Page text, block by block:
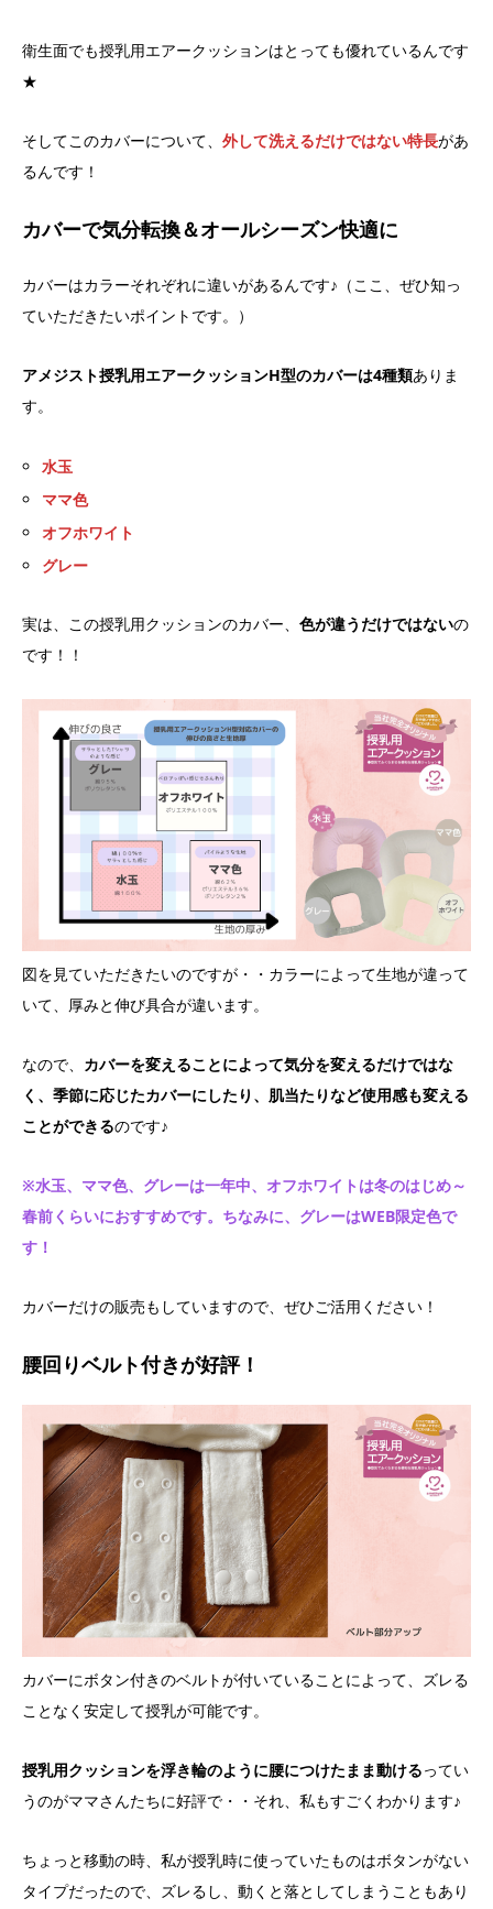
衛生面でも授乳用エアークッションはとっても優れているんです
★
そしてこのカバーについて、 外して洗えるだけではない特長があ
るんです！
カバーで気分転換＆オールシーズン快適に
カバーはカラーそれぞれに違いがあるんです♪（ここ、ぜひ知っ
ていただきたいポイントです。）
アメジスト授乳用エアークッションH型のカバーは4種類ありま
す。
水玉
ママ色
オフホワイト
グレー
実は、この授乳用クッションのカバー、 色が違うだけではないの
です！！
図を見ていただきたいのですが・・カラーによって生地が違って
いて、厚みと伸び具合が違います。
なので、 カバーを変えることによって気分を変えるだけではな
く、季節に応じたカバーにしたり、肌当たりなど使用感も変える
ことができるのです♪
※水玉、ママ色、グレーは一年中、オフホワイトは冬のはじめ～
春前くらいにおすすめです。ちなみに、グレーはWEB限定色で
す！
カバーだけの販売もしていますので、ぜひご活用ください！
腰回りベルト付きが好評！
カバーにボタン付きのベルトが付いていることによって、ズレる
ことなく安定して授乳が可能です。
授乳用クッションを浮き輪のように腰につけたまま動けるってい
うのがママさんたちに好評で・・それ、私もすごくわかります♪
ちょっと移動の時、私が授乳時に使っていたものはボタンがない
タイプだったので、ズレるし、動くと落としてしまうこともあり